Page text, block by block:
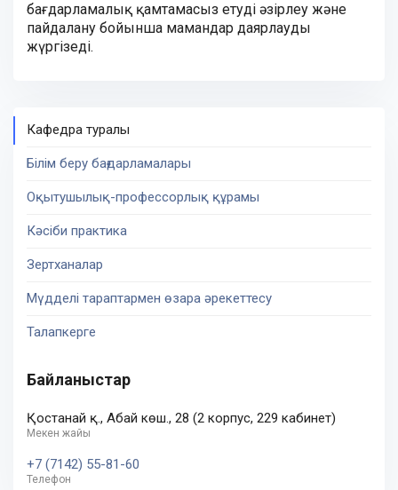
бағдарламалық қамтамасыз етуді әзірлеу және
пайдалану бойынша мамандар даярлауды
жүргізеді.
Кафедра туралы
Білім беру бағдарламалары
Оқытушылық-профессорлық құрамы
Кәсіби практика
Зертханалар
Мүдделі тараптармен өзара әрекеттесу
Талапкерге
Байланыстар
Қостанай қ., Абай көш., 28 (2 корпус, 229 кабинет)
Мекен жайы
+7 (7142) 55-81-60
Телефон